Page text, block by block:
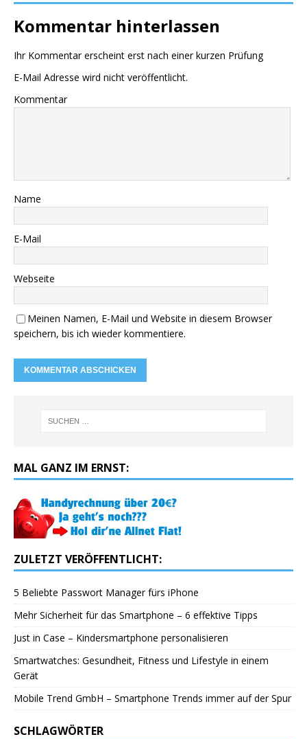
Kommentar hinterlassen
Ihr Kommentar erscheint erst nach einer kurzen Prüfung
E-Mail Adresse wird nicht veröffentlicht.
Kommentar
Name
E-Mail
Webseite
Meinen Namen, E-Mail und Website in diesem Browser
speichern, bis ich wieder kommentiere.
MAL GANZ IM ERNST:
ZULETZT VERÖFFENTLICHT:
5 Beliebte Passwort Manager fürs iPhone
Mehr Sicherheit für das Smartphone – 6 effektive Tipps
Just in Case – Kindersmartphone personalisieren
Smartwatches: Gesundheit, Fitness und Lifestyle in einem
Gerät
Mobile Trend GmbH – Smartphone Trends immer auf der Spur
SCHLAGWÖRTER